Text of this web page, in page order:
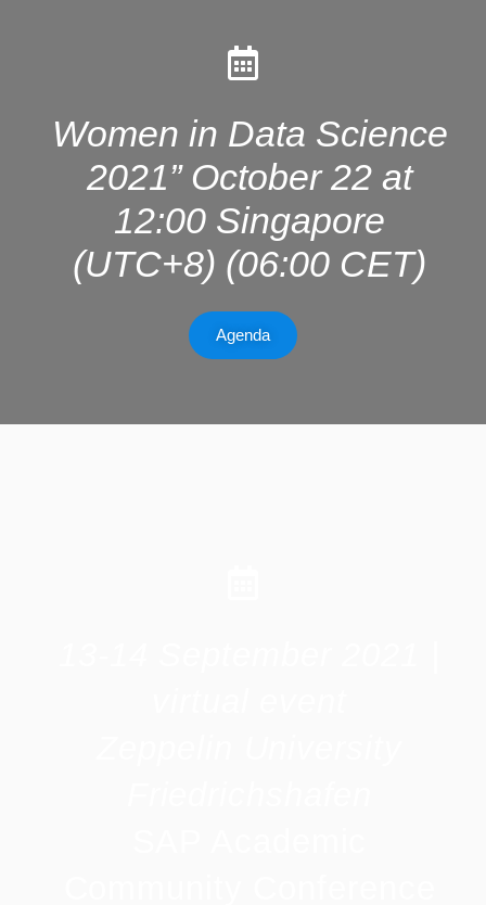
Women in Data Science
2021” October 22 at
12:00 Singapore
(UTC+8) (06:00 CET)
Agenda